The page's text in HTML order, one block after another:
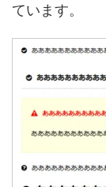
ています。